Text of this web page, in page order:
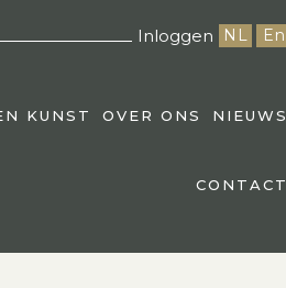
Inloggen NL En
KUNST OVER ONS NIEUWS
CONTACT